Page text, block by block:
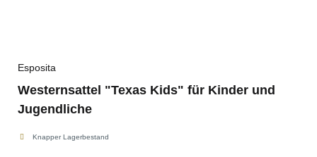
Esposita
Westernsattel "Texas Kids" für Kinder und
Jugendliche
Knapper Lagerbestand